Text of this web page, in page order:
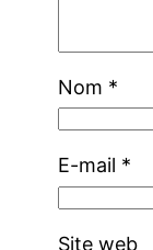
Nom *
E-mail *
Site web